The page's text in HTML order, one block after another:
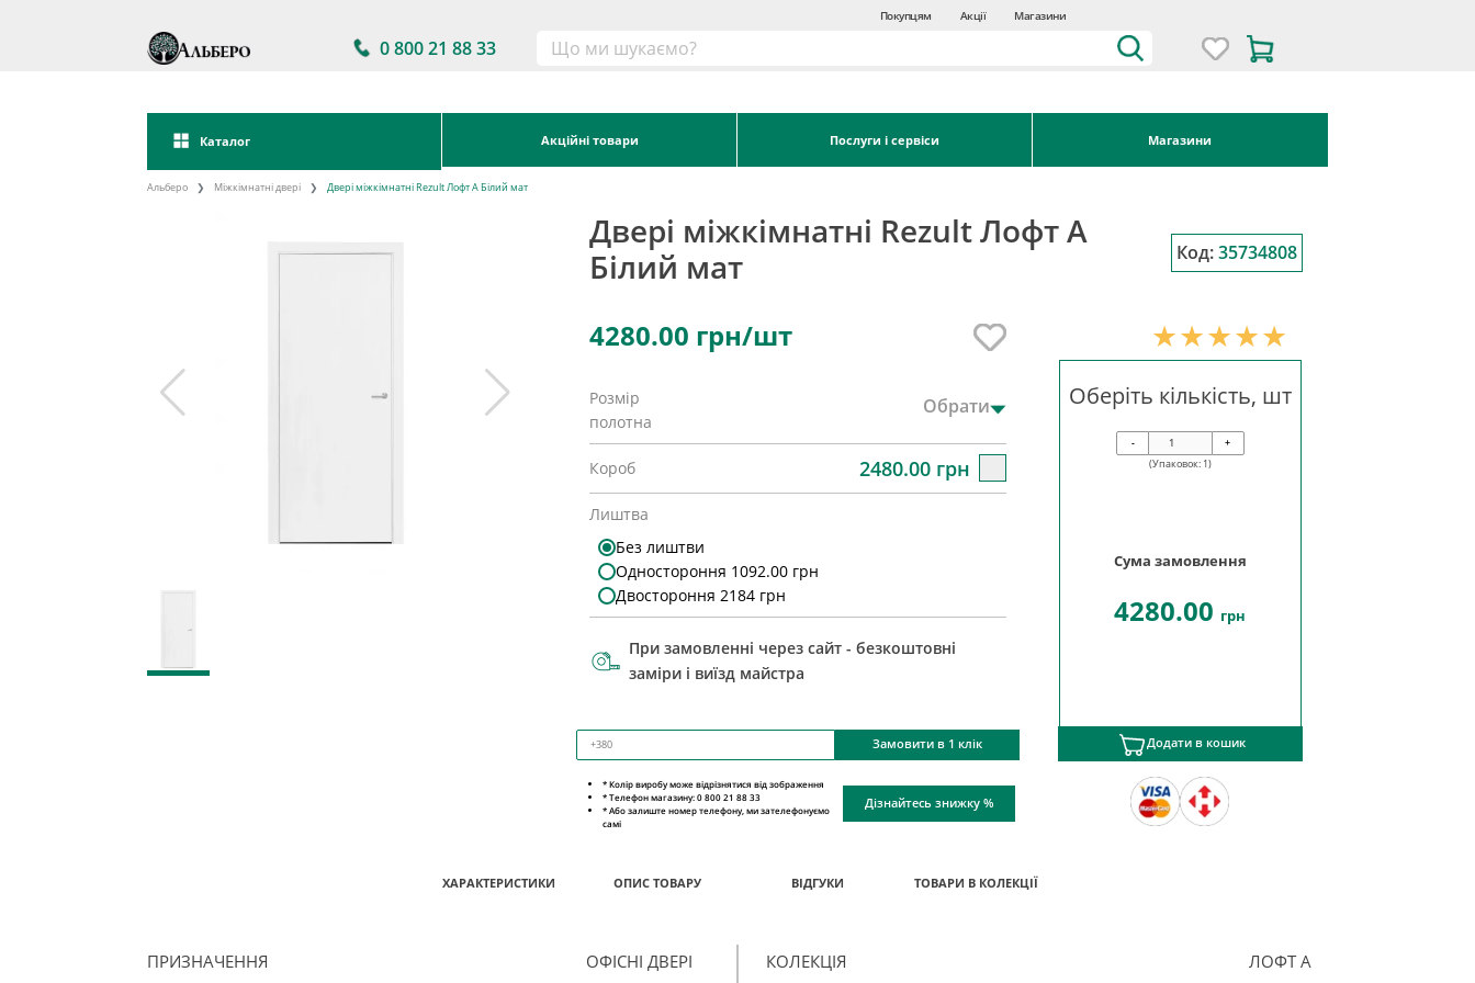
Покупцям Акції Магазини
0 800 21 88 33
Каталог Акційні товари Послуги і сервіси Магазини
Альберо Міжкімнатні двері Двері міжкімнатні Rezult Лофт А Білий мат
Двері міжкімнатні Rezult Лофт А
Білий мат
Код: 35734808
4280.00 грн/шт
Розмір
полотна
Обрати
Короб 2480.00 грн
Лиштва
Без лиштви
Одностороння 1092.00 грн
Двостороння 2184 грн
При замовленні через сайт - безкоштовні
заміри і виїзд майстра
Замовити в 1 клік
Оберіть кількість, шт
-
+
(Упаковок: 1)
Сума замовлення
4280.00 грн
Додати в кошик
* Колір виробу може відрізнятися від зображення
* Телефон магазину: 0 800 21 88 33
* Або залиште номер телефону, ми зателефонуємо
самі
Дізнайтесь знижку %
ХАРАКТЕРИСТИКИ ОПИС ТОВАРУ ВІДГУКИ ТОВАРИ В КОЛЕКЦІЇ
ПРИЗНАЧЕННЯ ОФІСНІ ДВЕРІ КОЛЕКЦІЯ ЛОФТ А